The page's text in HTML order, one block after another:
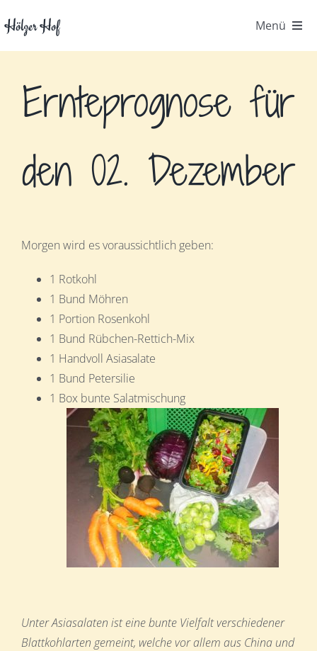
Inhalt
springen
Hölzer Hof Menü
Der Hof
Kontakt
Hofpost
Ernteprognose für
den 02. Dezember
Morgen wird es voraussichtlich geben:
1 Rotkohl
1 Bund Möhren
1 Portion Rosenkohl
1 Bund Rübchen-Rettich-Mix
1 Handvoll Asiasalate
1 Bund Petersilie
1 Box bunte Salatmischung
Unter Asiasalaten ist eine bunte Vielfalt verschiedener
Blattkohlarten gemeint, welche vor allem aus China und